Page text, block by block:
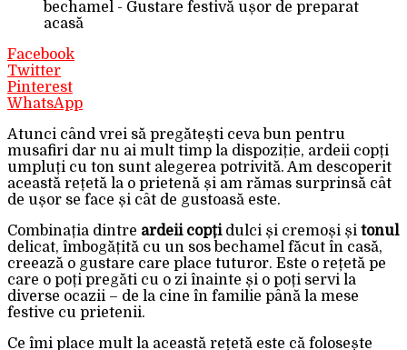
bechamel - Gustare festivă ușor de preparat
acasă
Facebook
Twitter
Pinterest
WhatsApp
Atunci când vrei să pregătești ceva bun pentru
musafiri dar nu ai mult timp la dispoziție, ardeii copți
umpluți cu ton sunt alegerea potrivită. Am descoperit
această rețetă la o prietenă și am rămas surprinsă cât
de ușor se face și cât de gustoasă este.
Combinația dintre ardeii copțidulci și cremoși și tonul
delicat, îmbogățită cu un sos bechamel făcut în casă,
creează o gustare care place tuturor. Este o rețetă pe
care o poți pregăti cu o zi înainte și o poți servi la
diverse ocazii – de la cine în familie până la mese
festive cu prietenii.
Ce îmi place mult la această rețetă este că folosește